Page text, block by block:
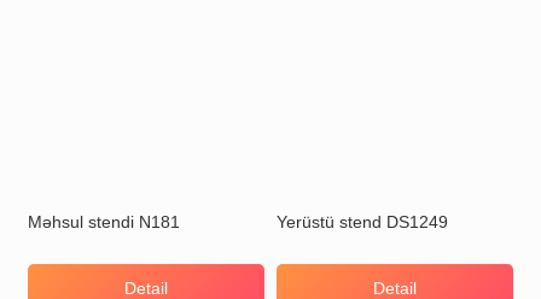
Məhsul stendi N181
Detail
Yerüstü stend DS1249
Detail